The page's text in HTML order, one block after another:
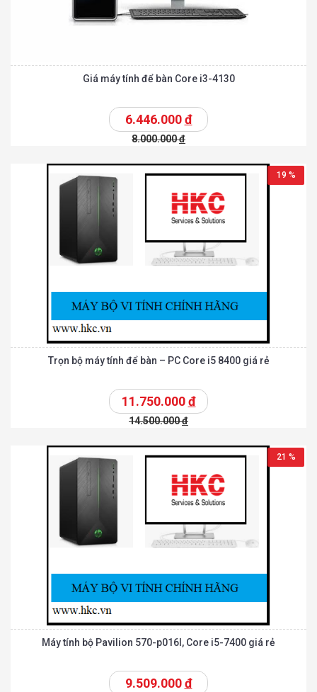
Giá máy tính để bàn Core i3-4130
6.446.000đ
8.000.000đ
19 %
Trọn bộ máy tính để bàn – PC Core i5 8400 giá rẻ
11.750.000đ
14.500.000đ
21 %
Máy tính bộ Pavilion 570-p016l, Core i5-7400 giá rẻ
9.509.000đ